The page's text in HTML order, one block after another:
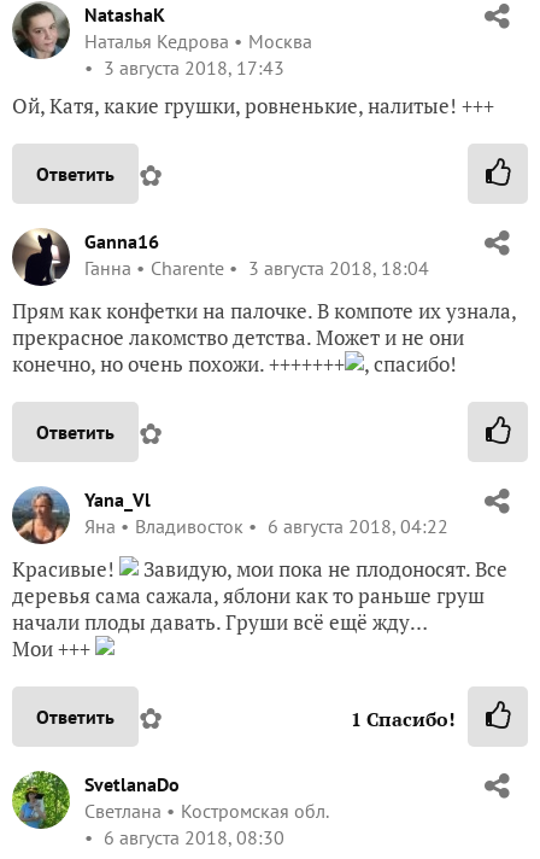
NatashaK
Наталья Кедрова
Москва
3 августа 2018, 17:43
Ой, Катя, какие грушки, ровненькие, налитые! +++
Ответить ✿
Ganna16
Ганна
Charente 3 августа 2018, 18:04
Прям как конфетки на палочке. В компоте их узнала,
прекрасное лакомство детства. Может и не они
конечно, но очень похожи. +++++++
, спасибо!
Ответить ✿
Yana_Vl
Яна
Владивосток 6 августа 2018, 04:22
Красивые!
Завидую, мои пока не плодоносят. Все
деревья сама сажала, яблони как то раньше груш
начали плоды давать. Груши всё ещё жду…
Мои +++
Ответить ✿ 1 Спасибо!
SvetlanaDo
Светлана
Костромская обл.
6 августа 2018, 08:30